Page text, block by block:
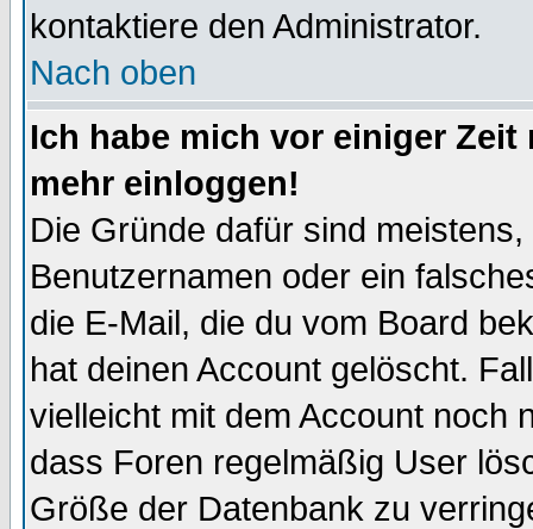
kontaktiere den Administrator.
Nach oben
Ich habe mich vor einiger
mehr einloggen!
Die Gründe dafür sind
Benutzernamen oder ein
die E-Mail, die du vom Board
hat deinen Account gelöscht.
vielleicht mit dem Account noch
dass Foren regelmäßig User
Größe der Datenbank zu